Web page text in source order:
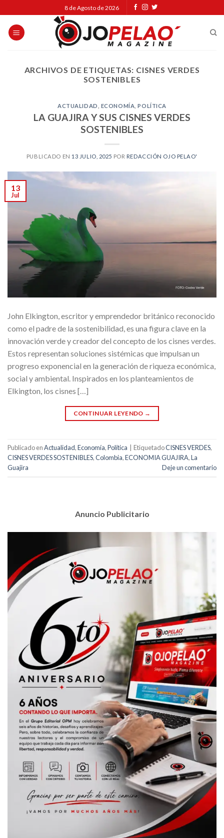
to
content
8 de Agosto de 2026
ARCHIVOS DE ETIQUETAS: CISNES VERDES
SOSTENIBLES
ACTUALIDAD ECONOMÍA ,POLÍTICA
LA GUAJIRA Y SUS CISNES VERDES
SOSTENIBLES
PUBLICADO EN 13 JULIO, 2025 POR REDACCIÓN OJO PELAO'
13
Jul
John Elkington, escritor y emprendedor británico reconocido
como el padre de la sostenibilidad, es una figura clave en la
innovación verde y creador del concepto de los cisnes verdes.
Estos representan soluciones sistémicas que impulsan un
progreso exponencial en la generación de riqueza económica,
social y ambiental. Inspirados en los planteamientos de
Elkington, los cisnes […]
CONTINUAR LEYENDO →
Publicado enActualidad,Economía,Política EtiquetadoCISNES VERDES,
CISNES VERDES SOSTENIBLES,Colombia,ECONOMIA GUAJIRA,La
Guajira
Deje un comentario
Anuncio Publicitario